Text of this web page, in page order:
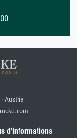
Austria
d'informations